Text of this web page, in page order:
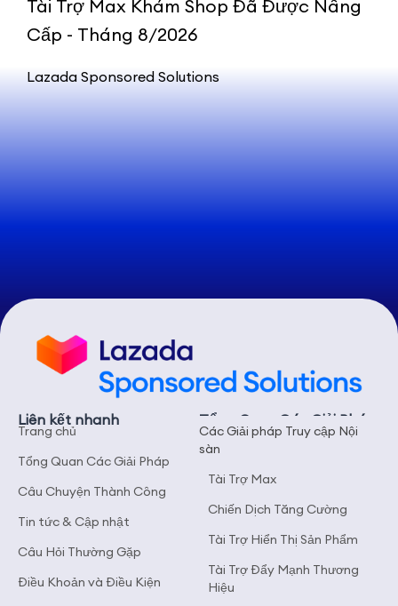
Tài Trợ Max Khám Shop Đã Được Nâng
Cấp - Tháng 8/2026
Lazada Sponsored Solutions
Liên kết nhanh
Trang chủ
Tổng Quan Các Giải Pháp
Câu Chuyện Thành Công
Tin tức & Cập nhật
Câu Hỏi Thường Gặp
Điều Khoản và Điều Kiện
Tổng Quan Các Giải Pháp
Các Giải pháp Truy cập Nội
sàn
Tài Trợ Max
Chiến Dịch Tăng Cường
Tài Trợ Hiển Thị Sản Phẩm
Tài Trợ Đẩy Mạnh Thương
Hiệu